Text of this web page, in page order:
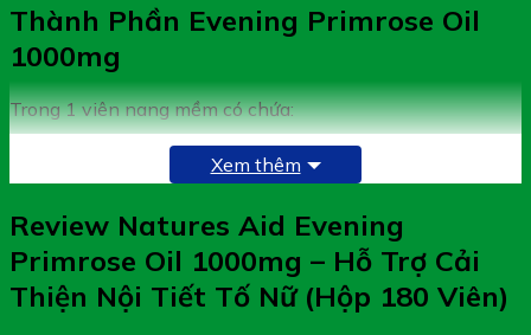
Thành Phần Evening Primrose Oil
1000mg
Trong 1 viên nang mềm có chứa:
1000 mg [cung cấp 80 mg
Acid Gamma Linolenic
Vitamin E (d-Alpha
Tocopherol)
10 mg
Các thành phần khác:
Gelatin (Bovine), Glycerine,
Xem thêm
Review Natures Aid Evening
Primrose Oil 1000mg – Hỗ Trợ Cải
Thiện Nội Tiết Tố Nữ (Hộp 180 Viên)